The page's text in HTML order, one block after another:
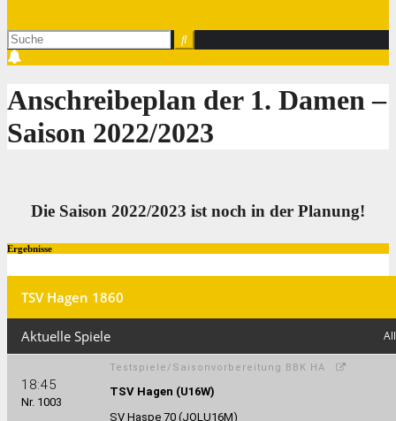
Anschreibeplan der 1. Damen –
Saison 2022/2023
Die Saison 2022/2023 ist noch in der Planung!
Ergebnisse